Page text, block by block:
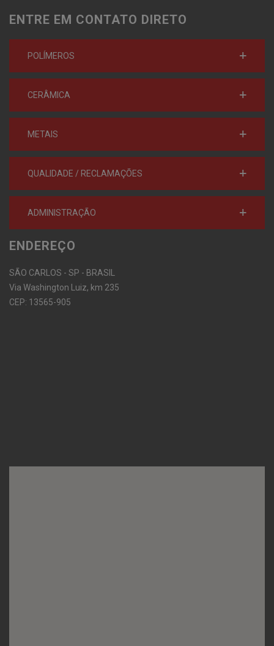
ENTRE EM CONTATO DIRETO
POLÍMEROS
CERÂMICA
METAIS
QUALIDADE / RECLAMAÇÕES
ADMINISTRAÇÃO
ENDEREÇO
SÃO CARLOS - SP - BRASIL
Via Washington Luiz, km 235
CEP: 13565-905